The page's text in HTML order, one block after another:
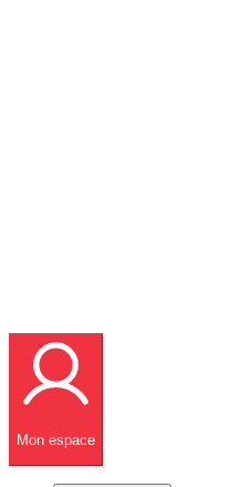
Mon espace